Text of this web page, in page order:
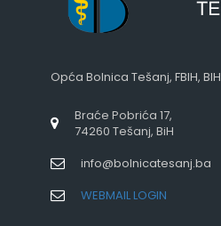
Opća Bolnica Tešanj, FBIH, BIH
Braće Pobrića 17,
74260 Tešanj, BiH
info@bolnicatesanj.ba
WEBMAIL LOGIN